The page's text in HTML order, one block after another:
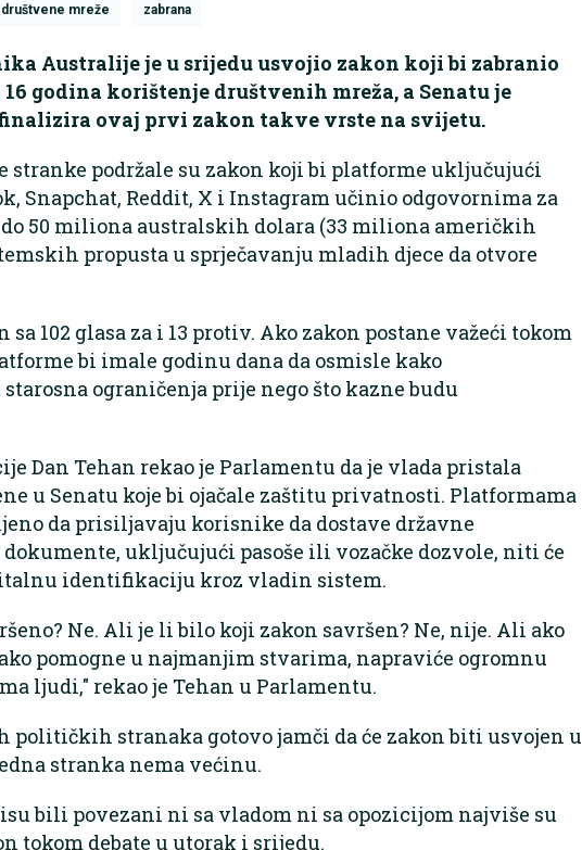
društvene mreže zabrana
Australije je u srijedu usvojio zakon koji bi zabranio
godina korištenje društvenih mreža, a Senatu je
ovaj prvi zakon takve vrste na svijetu.
stranke podržale su zakon koji bi platforme uključujući
Snapchat, Reddit, X i Instagram učinio odgovornima za
50 miliona australskih dolara (33 miliona američkih
propusta u sprječavanju mladih djece da otvore
sa 102 glasa za i 13 protiv. Ako zakon postane važeći tokom
bi imale godinu dana da osmisle kako
ograničenja prije nego što kazne budu
Dan Tehan rekao je Parlamentu da je vlada pristala
u Senatu koje bi ojačale zaštitu privatnosti. Platformama
da prisiljavaju korisnike da dostave državne
uključujući pasoše ili vozačke dozvole, niti će
identifikaciju kroz vladin sistem.
Ne. Ali je li bilo koji zakon savršen? Ne, nije. Ali ako
pomogne u najmanjim stvarima, napraviće ogromnu
ljudi," rekao je Tehan u Parlamentu.
političkih stranaka gotovo jamči da će zakon biti usvojen u
stranka nema većinu.
bili povezani ni sa vladom ni sa opozicijom najviše su
tokom debate u utorak i srijedu.